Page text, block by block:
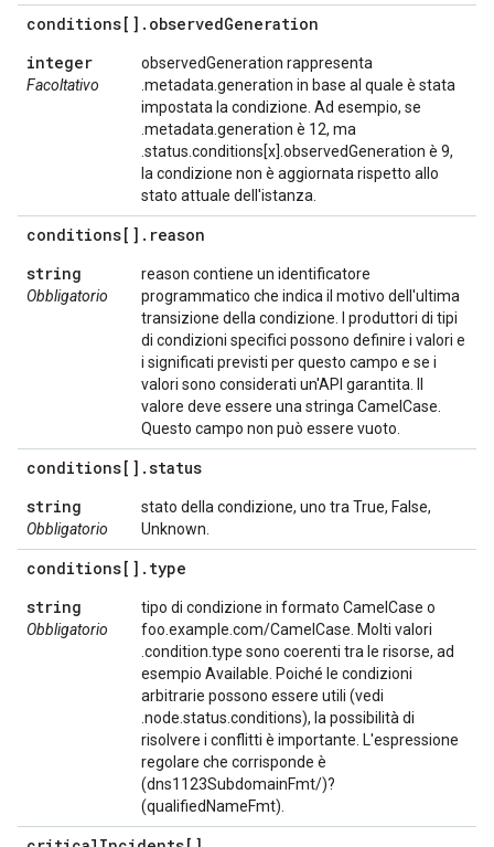
conditions[] . observedGeneration
integer
Facoltativo
observedGeneration rappresenta
.metadata.generation in base al quale è stata
impostata la condizione. Ad esempio, se
.metadata.generation è 12, ma
.status.conditions[x].observedGeneration è 9,
la condizione non è aggiornata rispetto allo
stato attuale dell'istanza.
conditions[] . reason
string
Obbligatorio
reason contiene un identificatore
programmatico che indica il motivo dell'ultima
transizione della condizione. I produttori di tipi
di condizioni specifici possono definire i valori e
i significati previsti per questo campo e se i
valori sono considerati un'API garantita. Il
valore deve essere una stringa CamelCase.
Questo campo non può essere vuoto.
conditions[] .status
string
Obbligatorio
stato della condizione, uno tra True, False,
Unknown.
conditions[] . type
string
Obbligatorio
tipo di condizione in formato CamelCase o
foo.example.com/CamelCase. Molti valori
.condition.type sono coerenti tra le risorse, ad
esempio Available. Poiché le condizioni
arbitrarie possono essere utili (vedi
.node.status.conditions), la possibilità di
risolvere i conflitti è importante. L'espressione
regolare che corrisponde è
(dns1123SubdomainFmt/)?
(qualifiedNameFmt).